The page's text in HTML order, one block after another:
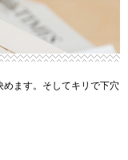
ます。そしてキリで下穴